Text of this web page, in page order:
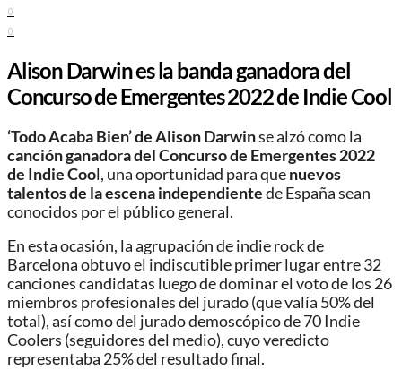
0
0
Alison Darwin es la banda ganadora del
Concurso de Emergentes 2022 de Indie Cool
‘Todo Acaba Bien’ de Alison Darwinse alzó como la
canción ganadora del Concurso de Emergentes 2022
de Indie Cool, una oportunidad para quenuevos
talentos de la escena independientede España sean
conocidos por el público general.
En esta ocasión, la agrupación de indie rock de
Barcelona obtuvo el indiscutible primer lugar entre 32
canciones candidatas luego de dominar el voto de los 26
miembros profesionales del jurado (que valía 50% del
total), así como del jurado demoscópico de 70 Indie
Coolers (seguidores del medio), cuyo veredicto
representaba 25% del resultado final.